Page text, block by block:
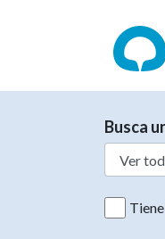
Busca